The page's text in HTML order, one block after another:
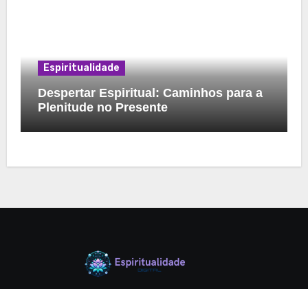
Espiritualidade
Despertar Espiritual: Caminhos para a
Plenitude no Presente